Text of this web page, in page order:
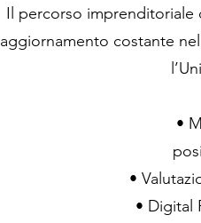
Il percorso imprenditoriale
aggiornamento costante
•
•
• Digital